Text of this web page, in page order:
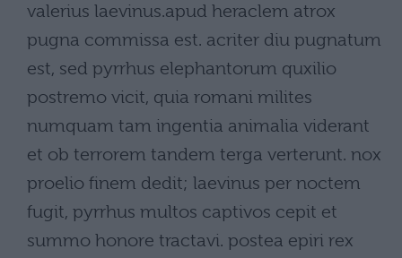
valerius laevinus.apud heraclem atrox
pugna commissa est. acriter diu pugnatum
est, sed pyrrhus elephantorum quxilio
postremo vicit, quia romani milites
numquam tam ingentia animalia viderant
et ob terrorem tandem terga verterunt. nox
proelio finem dedit; laevinus per noctem
fugit, pyrrhus multos captivos cepit et
summo honore tractavi. postea epiri rex